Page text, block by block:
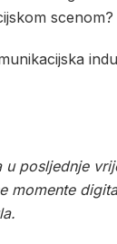
scenom?
posljednje